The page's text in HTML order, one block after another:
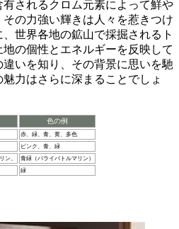
されるクロム元素によって鮮や
の力強い輝きは人々を惹きつけ
世界各地の鉱山で採掘されるト
の個性とエネルギーを反映して
いを知り、その背景に思いを馳
力はさらに深まることでしょ
色の例
赤、緑、青、黄、多色
ピンク、青、緑
ン。
青緑（パライバトルマリン）
緑